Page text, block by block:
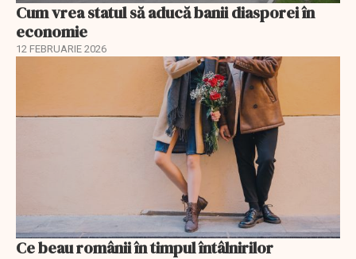
Cum vrea statul să aducă banii diasporei în
economie
12 FEBRUARIE 2026
Ce beau românii în timpul întâlnirilor